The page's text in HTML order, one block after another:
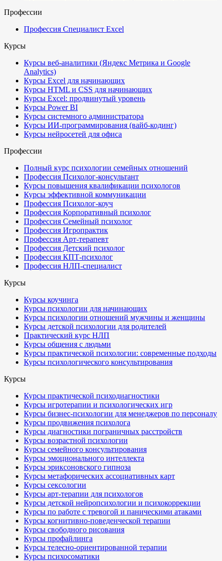
Профессии
Профессия Специалист Excel
Курсы
Курсы веб-аналитики (Яндекс Метрика и Google
Analytics)
Курсы Excel для начинающих
Курсы HTML и CSS для начинающих
Курсы Excel: продвинутый уровень
Курсы Power BI
Курсы системного администратора
Курсы ИИ-программирования (вайб-кодинг)
Курсы нейросетей для офиса
Профессии
Полный курс психологии семейных отношений
Профессия Психолог-консультант
Курсы повышения квалификации психологов
Курсы эффективной коммуникации
Профессия Психолог-коуч
Профессия Корпоративный психолог
Профессия Семейный психолог
Профессия Игропрактик
Профессия Арт-терапевт
Профессия Детский психолог
Профессия КПТ-психолог
Профессия НЛП-специалист
Курсы
Курсы коучинга
Курсы психологии для начинающих
Курсы психологии отношений мужчины и женщины
Курсы детской психологии для родителей
Практический курс НЛП
Курсы общения с людьми
Курсы практической психологии: современные подходы
Курсы психологического консультирования
Курсы
Курсы практической психодиагностики
Курсы игротерапии и психологических игр
Курсы бизнес-психологии для менеджеров по персоналу
Курсы продвижения психолога
Курсы диагностики пограничных расстройств
Курсы возрастной психологии
Курсы семейного консультирования
Курсы эмоционального интеллекта
Курсы эриксоновского гипноза
Курсы метафорических ассоциативных карт
Курсы сексологии
Курсы арт-терапии для психологов
Курсы детской нейропсихологии и психокоррекции
Курсы по работе с тревогой и паническими атаками
Курсы когнитивно-поведенческой терапии
Курсы свободного рисования
Курсы профайлинга
Курсы телесно-ориентированной терапии
Курсы психосоматики